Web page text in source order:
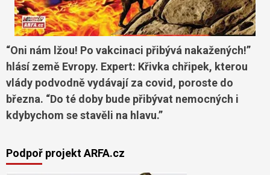
“Oni nám lžou! Po vakcinaci přibývá nakažených!”
hlásí země Evropy. Expert: Křivka chřipek, kterou
vlády podvodně vydávají za covid, poroste do
března. “Do té doby bude přibývat nemocných i
kdybychom se stavěli na hlavu.”
Podpoř projekt ARFA.cz